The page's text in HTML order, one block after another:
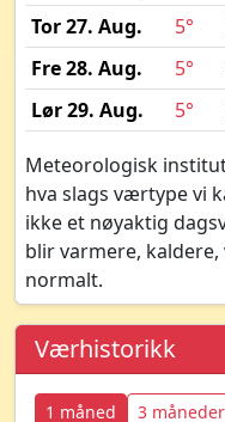
Tor 27. Aug.
5°
Fre 28. Aug.
5°
Lør 29. Aug.
5°
Meteorologisk
hva slags værtype vi
ikke et nøyaktig
blir varmere,
normalt.
Værhistorikk
1 måned 3 måneder